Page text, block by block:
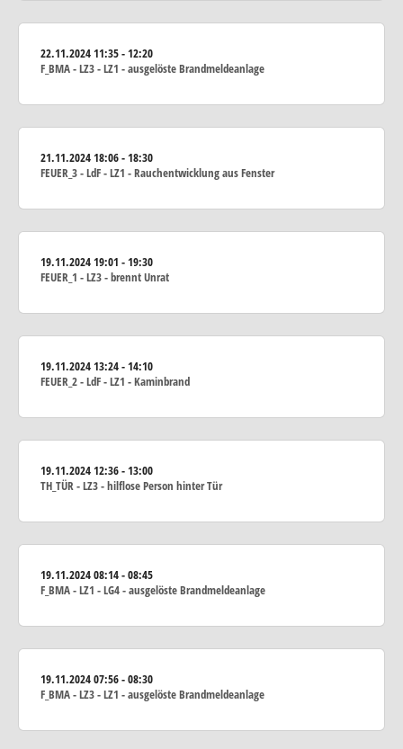
22.11.202411:35 - 12:20
F_BMA - LZ3 - LZ1 - ausgelöste Brandmeldeanlage
21.11.202418:06 - 18:30
FEUER_3 - LdF - LZ1 - Rauchentwicklung aus Fenster
19.11.202419:01 - 19:30
FEUER_1 - LZ3 - brennt Unrat
19.11.202413:24 - 14:10
FEUER_2 - LdF - LZ1 - Kaminbrand
19.11.202412:36 - 13:00
TH_TÜR - LZ3 - hilflose Person hinter Tür
19.11.202408:14 - 08:45
F_BMA - LZ1 - LG4 - ausgelöste Brandmeldeanlage
19.11.202407:56 - 08:30
F_BMA - LZ3 - LZ1 - ausgelöste Brandmeldeanlage